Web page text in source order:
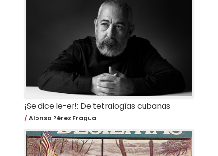
¡Se dice le-er!: De tetralogías cubanas
Alonso Pérez Fragua